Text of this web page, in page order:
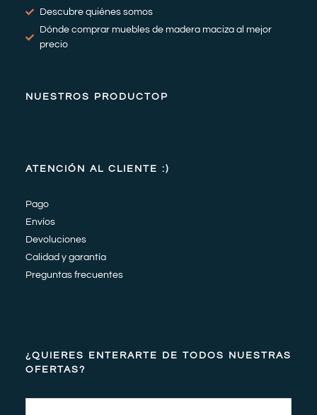
Descubre quiénes somos
Dónde comprar muebles de madera maciza al mejor
precio
NUESTROS PRODUCTOP
ATENCIÓN AL CLIENTE :)
Pago
Envíos
Devoluciones
Calidad y garantía
Preguntas frecuentes
¿QUIERES ENTERARTE DE TODOS NUESTRAS
OFERTAS?